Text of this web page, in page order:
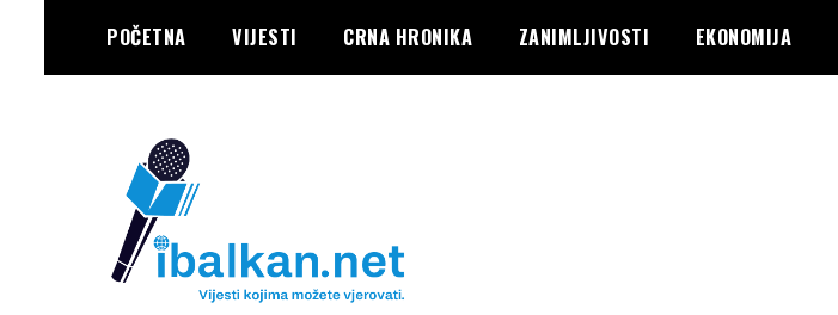
content
POČETNA VIJESTI CRNA HRONIKA ZANIMLJIVOSTI EKONOMIJA